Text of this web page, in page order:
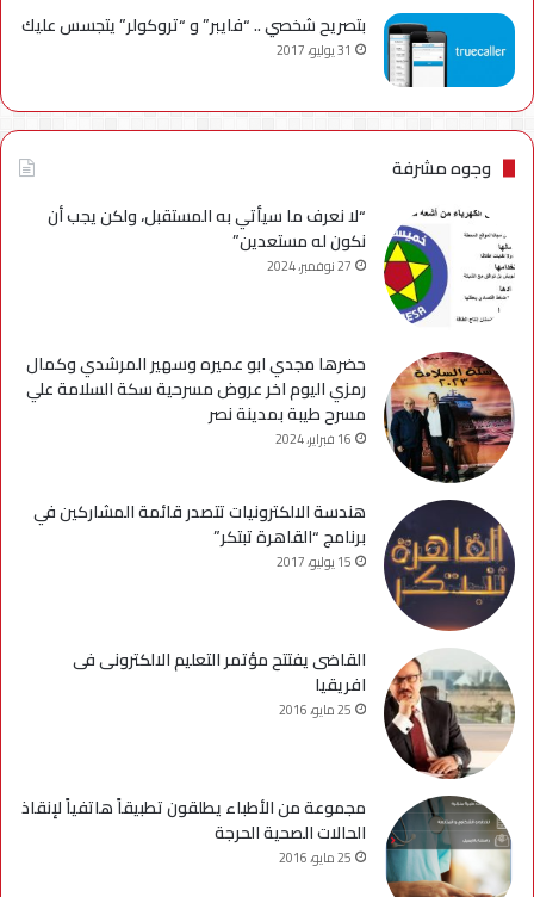
بتصريح شخصي .. “فايبر” و “تروكولر” يتجسس عليك
31 يوليو، 2017
وجوه مشرفة
“لا نعرف ما سيأتي به المستقبل، ولكن يجب أن
نكون له مستعدين”
27 نوفمبر، 2024
حضرها مجدي ابو عميره وسهير المرشدي وكمال
رمزي اليوم اخر عروض مسرحية سكة السلامة علي
مسرح طيبة بمدينة نصر
16 فبراير، 2024
هندسة الالكترونيات تتصدر قائمة المشاركين في
برنامج “القاهرة تبتكر”
15 يوليو، 2017
القاضى يفتتح مؤتمر التعليم الالكترونى فى
افريقيا
25 مايو، 2016
مجموعة من الأطباء يطلقون تطبيقاً هاتفياً لإنقاذ
الحالات الصحية الحرجة
25 مايو، 2016